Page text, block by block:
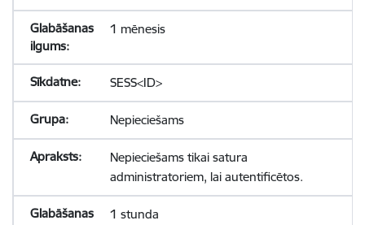
1 mēnesis
SESS<ID>
Nepieciešams
Nepieciešams tikai satura
administratoriem, lai autentificētos.
1 stunda